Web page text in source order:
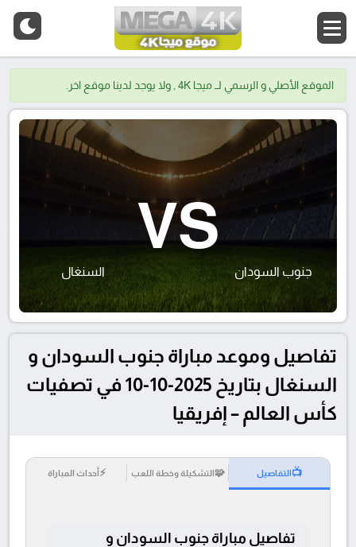
الموقع الأصلي و الرسمي لــ ميجا 4K , ولا يوجد لدينا موقع اخر.
جنوب السودان
VS
السنغال
تفاصيل وموعد مباراة جنوب السودان و
السنغال بتاريخ 2025-10-10 في تصفيات
كأس العالم – إفريقيا
📺التفاصيل 🧩التشكيلة وخطة اللعب ⚡أحداث المباراة
تفاصيل مباراة جنوب السودان و